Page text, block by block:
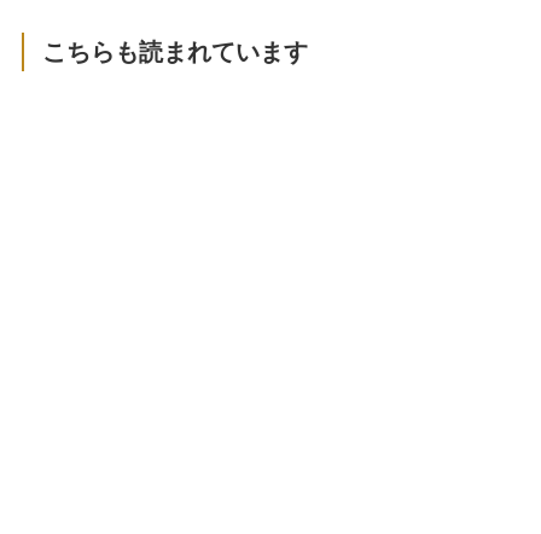
こちらも読まれています